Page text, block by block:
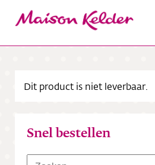
Dit product is niet leverbaar.
Snel bestellen